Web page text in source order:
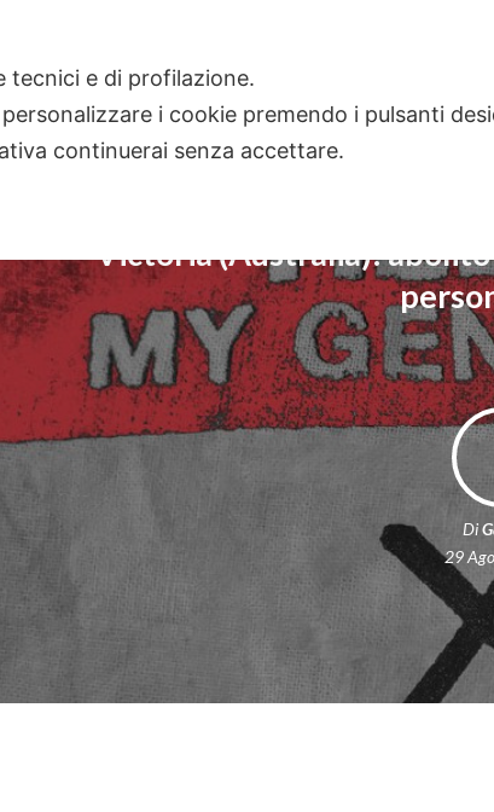
Victoria (Australia):
Di
29
tecnici e di profilazione.
i cookie premendo i pulsanti
continuerai senza accettare.